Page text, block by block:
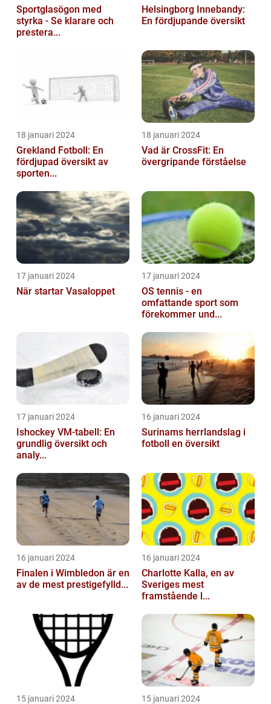
Sportglasögon med
styrka - Se klarare och
prestera...
Helsingborg Innebandy:
En fördjupande översikt
18 januari 2024
Grekland Fotboll: En
fördjupad översikt av
sporten...
18 januari 2024
Vad är CrossFit: En
övergripande förståelse
17 januari 2024
När startar Vasaloppet
17 januari 2024
OS tennis - en
omfattande sport som
förekommer und...
17 januari 2024
Ishockey VM-tabell: En
grundlig översikt och
analy...
16 januari 2024
Surinams herrlandslag i
fotboll en översikt
16 januari 2024
Finalen i Wimbledon är en
av de mest prestigefylld...
16 januari 2024
Charlotte Kalla, en av
Sveriges mest
framstående l...
15 januari 2024 15 januari 2024